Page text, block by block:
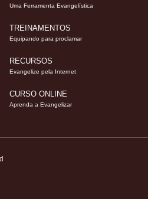
Uma Ferramenta Evangelística
TREINAMENTOS
Equipando para proclamar
RECURSOS
Evangelize pela Internet
CURSO ONLINE
Aprenda a Evangelizar